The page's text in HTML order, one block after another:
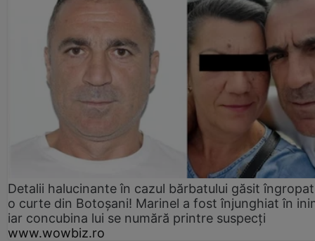
Detalii halucinante în cazul bărbatului găsit
o curte din Botoșani! Marinel a fost înjunghiat în
iar concubina lui se numără printre suspecți
www.wowbiz.ro